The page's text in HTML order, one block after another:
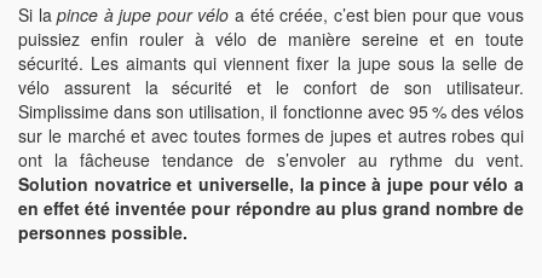
Si lapince à jupe pour vélo a été créée, c’est bien pour que vous
puissiez enfin rouler à vélo de manière sereine et en toute
sécurité. Les aimants qui viennent fixer la jupe sous la selle de
vélo assurent la sécurité et le confort de son utilisateur.
Simplissime dans son utilisation, il fonctionne avec 95 % des vélos
sur le marché et avec toutes formes de jupes et autres robes qui
ont la fâcheuse tendance de s’envoler au rythme du vent.
Solution novatrice et universelle, la pince à jupe pour vélo a
en effet été inventée pour répondre au plus grand nombre de
personnes possible.